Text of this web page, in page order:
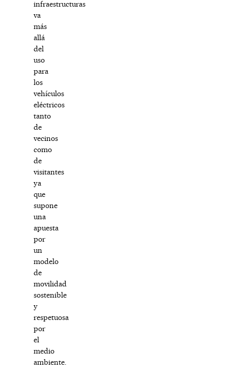
infraestructuras
va
más
allá
del
uso
para
los
vehículos
eléctricos
tanto
de
vecinos
como
de
visitantes
ya
que
supone
una
apuesta
por
un
modelo
de
movilidad
sostenible
y
respetuosa
por
el
medio
ambiente.